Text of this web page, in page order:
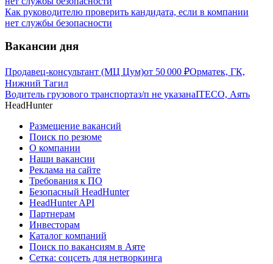
Как руководителю проверить кандидата, если в компании
нет службы безопасности
Вакансии дня
Продавец-консультант (МЦ Цум)от 50 000 ₽Орматек, ГК,
Нижний Тагил
Водитель грузового транспортаз/п не указанаITECO, Аять
HeadHunter
Размещение вакансий
Поиск по резюме
О компании
Наши вакансии
Реклама на сайте
Требования к ПО
Безопасный HeadHunter
HeadHunter API
Партнерам
Инвесторам
Каталог компаний
Поиск по вакансиям в Аяте
Сетка: соцсеть для нетворкинга